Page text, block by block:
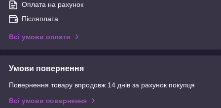
Оплата на рахунок
Післяплата
Всі умови оплати
Умови повернення
Повернення товару впродовж 14 днів за рахунок покупця
Всі умови повернення